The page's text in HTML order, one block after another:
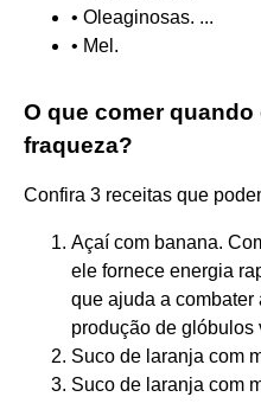
• Oleaginosas. ...
• Mel.
O que comer
fraqueza?
Confira 3 receitas que
Açaí com banana.
ele fornece energia
que ajuda a combater
produção de glóbulos
Suco de laranja com
Suco de laranja com